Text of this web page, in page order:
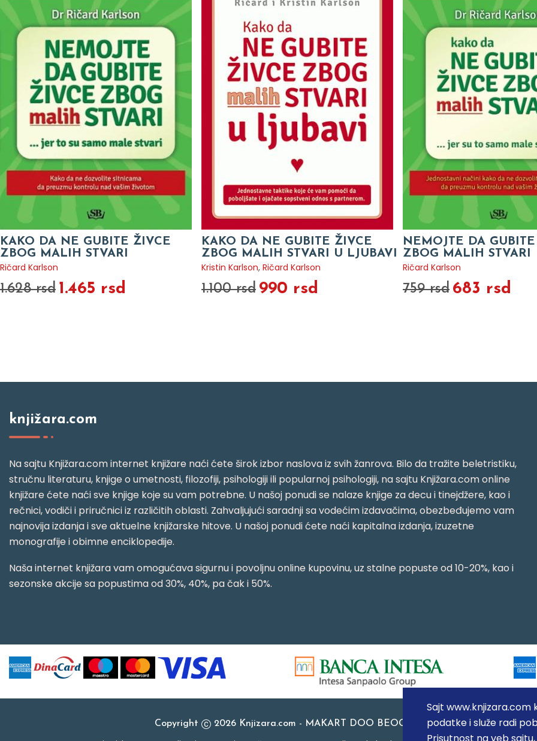
Sajt www.knjizara.com
podatke i služe radi
KAKO DA NE GUBITE ŽIVCE
ZBOG MALIH STVARI
Ričard Karlson
1.628 rsd 1.465 rsd
KAKO DA NE GUBITE ŽIVCE
ZBOG MALIH STVARI U LJUBAVI
Kristin Karlson, Ričard Karlson
1.100 rsd 990 rsd
NEMOJTE DA
ZBOG MALIH STVARI
Ričard Karlson
759 rsd 683 rsd
knjižara.com
Na sajtu Knjižara.com internet knjižare naći ćete širok izbor naslova iz svih žanrova. Bilo da tražite beletristiku,
stručnu literaturu, knjige o umetnosti, filozofiji, psihologiji ili popularnoj psihologiji, na sajtu Knjižara.com online
knjižare ćete naći sve knjige koje su vam potrebne. U našoj ponudi se nalaze knjige za decu i tinejdžere, kao i
rečnici, vodiči i priručnici iz različitih oblasti. Zahvaljujući saradnji sa vodećim izdavačima, obezbeđujemo vam
najnovija izdanja i sve aktuelne knjižarske hitove. U našoj ponudi ćete naći kapitalna izdanja, izuzetne
monografije i obimne enciklopedije.
Naša internet knjižara vam omogućava sigurnu i povoljnu online kupovinu, uz stalne popuste od 10-20%, kao i
sezonske akcije sa popustima od 30%, 40%, pa čak i 50%.
Copyright 2026 Knjizara.com - MAKART DOO BEOGRAD (NOVI BEOGRAD), PIB: